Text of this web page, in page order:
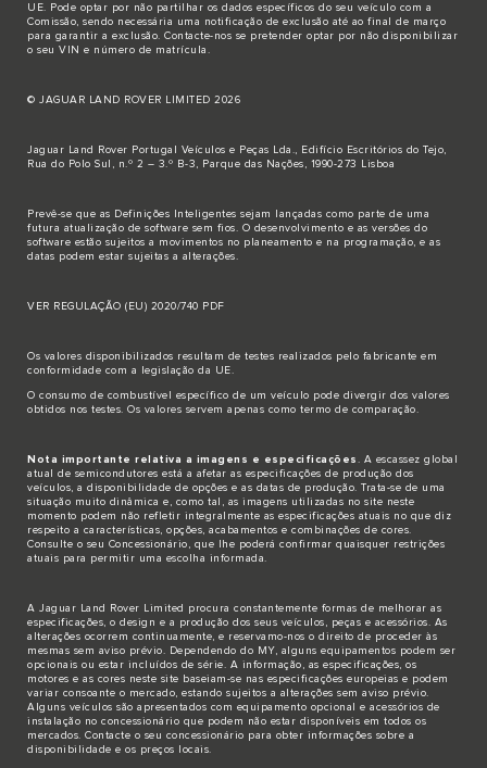
UE . Pode optar por não partilhar os dados específicos do seu veículo com a
Comissão, sendo necessária uma notificação de exclusão até ao final de março
para garantir a exclusão. Contacte-nos se pretender optar por não disponibilizar
o seu VIN e número de matrícula.
© JAGUAR LAND ROVER LIMITED 2026
Jaguar Land Rover Portugal Veículos e Peças Lda., Edifício Escritórios do Tejo,
Rua do Polo Sul, n.º 2 – 3.º B-3, Parque das Nações, 1990-273 Lisboa
Prevê-se que as Definições Inteligentes sejam lançadas como parte de uma
futura atualização de software sem fios. O desenvolvimento e as versões do
software estão sujeitos a movimentos no planeamento e na programação, e as
datas podem estar sujeitas a alterações.
VER REGULAÇÃO (EU) 2020/740 PDF
Os valores disponibilizados resultam de testes realizados pelo fabricante em
conformidade com a legislação da UE.
O consumo de combustível específico de um veículo pode divergir dos valores
obtidos nos testes. Os valores servem apenas como termo de comparação.
Nota importante relativa a imagens e especificações
. A escassez global
atual de semicondutores está a afetar as especificações de produção dos
veículos, a disponibilidade de opções e as datas de produção. Trata-se de uma
situação muito dinâmica e, como tal, as imagens utilizadas no site neste
momento podem não refletir integralmente as especificações atuais no que diz
respeito a características, opções, acabamentos e combinações de cores.
Consulte o seu Concessionário, que lhe poderá confirmar quaisquer restrições
atuais para permitir uma escolha informada.
A Jaguar Land Rover Limited procura constantemente formas de melhorar as
especificações, o design e a produção dos seus veículos, peças e acessórios. As
alterações ocorrem continuamente, e reservamo-nos o direito de proceder às
mesmas sem aviso prévio. Dependendo do MY, alguns equipamentos podem ser
opcionais ou estar incluídos de série. A informação, as especificações, os
motores e as cores neste site baseiam-se nas especificações europeias e podem
variar consoante o mercado, estando sujeitos a alterações sem aviso prévio.
Alguns veículos são apresentados com equipamento opcional e acessórios de
instalação no concessionário que podem não estar disponíveis em todos os
mercados. Contacte o seu concessionário para obter informações sobre a
disponibilidade e os preços locais.